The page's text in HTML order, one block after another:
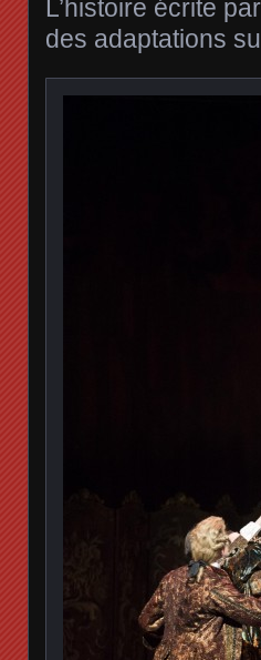
L’histoire écrite
des adaptations